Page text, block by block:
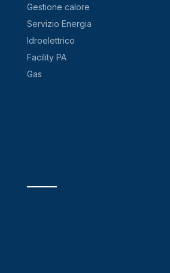
Gestione calore
Servizio Energia
Idroelettrico
Facility PA
Gas